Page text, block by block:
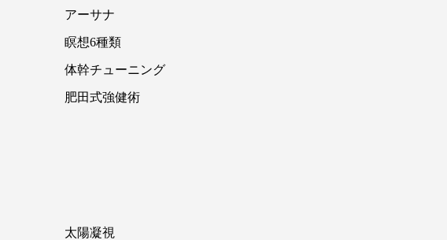
アーサナ
瞑想6種類
体幹チューニング
肥田式強健術
太陽凝視